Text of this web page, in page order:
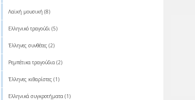
Λαϊκή μουσική (8)
Ελληνικό τραγούδι (5)
Έλληνες συνθέτες (2)
Ρεμπέτικα τραγούδια (2)
Έλληνες κιθαρίστες (1)
Ελληνικά συγκροτήματα (1)